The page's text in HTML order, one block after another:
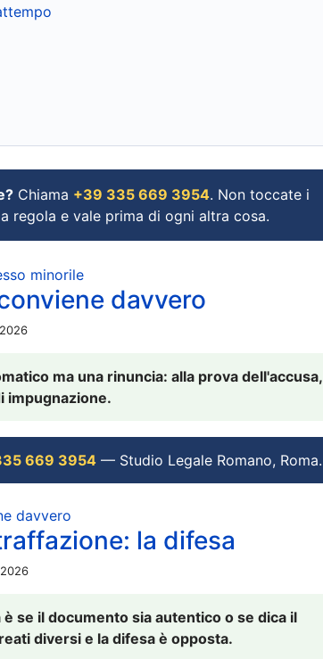
Chiama +39 335 669 3954. Non toccate i
regola e vale prima di ogni altra cosa.
minorile
davvero
ma una rinuncia: alla prova dell'accusa,
impugnazione.
669 3954 — Studio Legale Romano, Roma.
davvero
la difesa
se il documento sia autentico o se dica il
diversi e la difesa è opposta.